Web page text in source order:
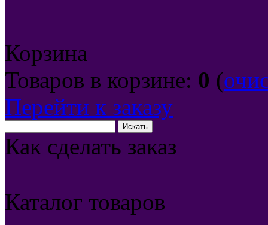
Корзина
Товаров в корзине: 0 (
Перейти к заказу
Как сделать заказ
Каталог товаров